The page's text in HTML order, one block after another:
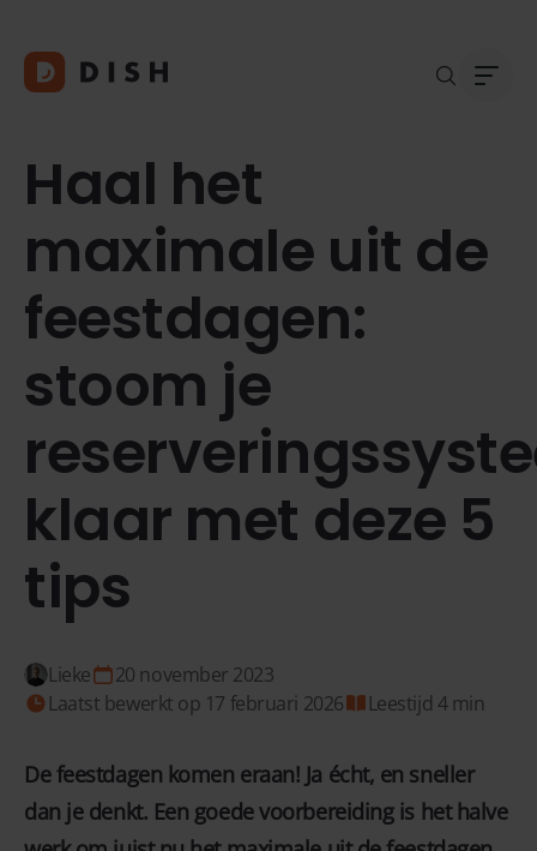
Blogs
Over
FAQ
Haal het
maximale uit de
feestdagen:
stoom je
klaar met deze 5
tips
Lieke
20 november 2023
Laatst bewerkt op 17 februari 2026
Leestijd 4 min
De feestdagen komen eraan! Ja écht, en sneller
dan je denkt. Een goede voorbereiding is het halve